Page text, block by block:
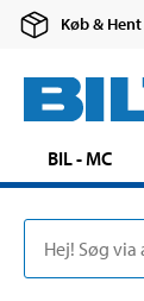
Køb & Hent
BIL - MC